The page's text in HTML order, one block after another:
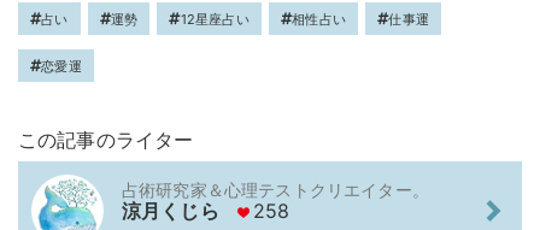
占い 運勢 12星座占い 相性占い 仕事運
恋愛運
この記事のライター
占術研究家＆心理テストクリエイター。
涼月くじら 258